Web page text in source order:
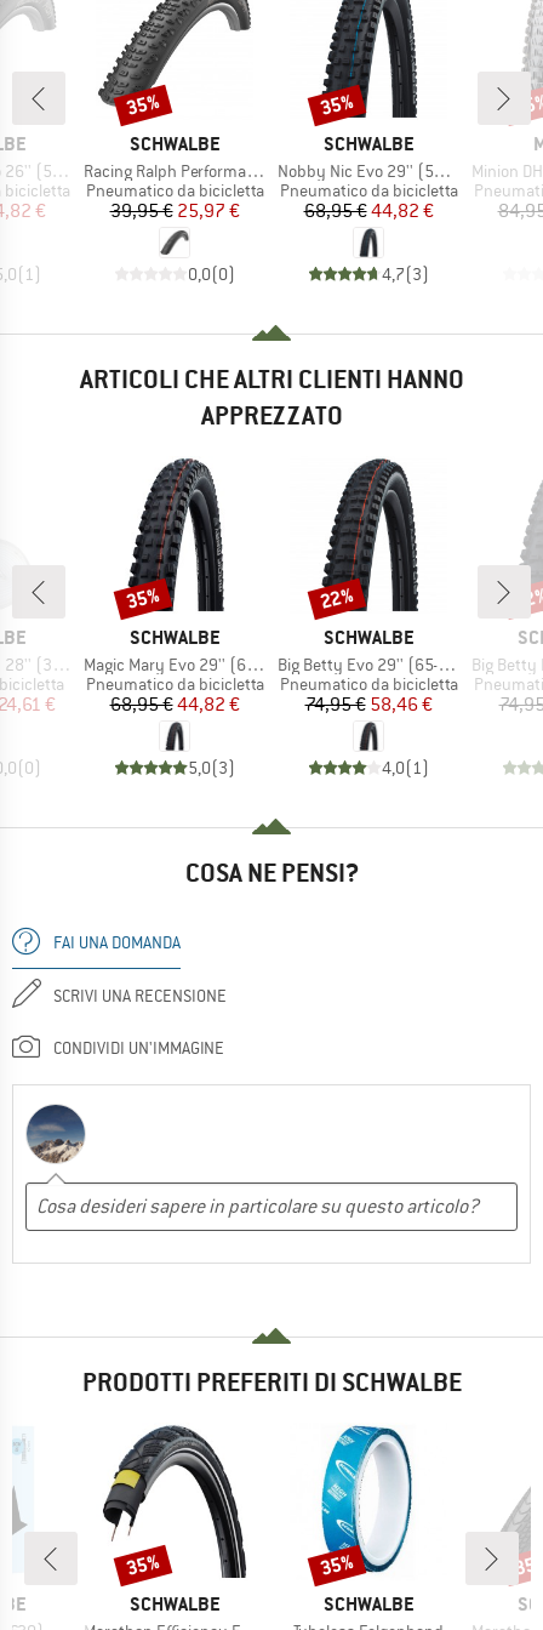
Ground TLE
bicicletta
ridotto
€
(1 )
MARCHIO
SCHWALBE
Articolo
Racing Ralph Performance TwinSkin Tubeless 29x2,25
Gruppo di prodotti
Pneumatico da bicicletta
Prezzo
39,95 €Prezzo ridotto
25,97 €
0,0(0)
Sconto
35%
MARCHIO
SCHWALBE
Articolo
Nobby Nic Evo 29'' (57-622) Super Ground FB TLE
Gruppo di prodotti
Pneumatico da bicicletta
Prezzo
68,95 €Prezzo ridotto
44,82 €
4,7(3)
Sconto
35%
Articolo
Minion DHR II 27,5''
Gruppo
ARTICOLI CHE ALTRI CLIENTI HANNO
APPREZZATO
47-622)
ridotto
€
(0)
MARCHIO
SCHWALBE
Articolo
Magic Mary Evo 29'' (62-622) Super Trail TLE
Gruppo di prodotti
Pneumatico da bicicletta
Prezzo
68,95 €Prezzo ridotto
44,82 €
5,0(3)
Sconto
35%
MARCHIO
SCHWALBE
Articolo
Big Betty Evo 29'' (65-622) Super Gravity TLE
Gruppo di prodotti
Pneumatico da bicicletta
Prezzo
74,95 € Prezzo ridotto
58,46 €
4,0(1)
Sconto
22%
Articolo
Big Betty Evo 27,5''
Gruppo
COSA NE PENSI?
FAI UNA DOMANDA
SCRIVI UNA RECENSIONE
CONDIVIDI UN'IMMAGINE
PRODOTTI PREFERITI DI SCHWALBE
MARCHIO
SCHWALBE
Sconto
35%
MARCHIO
SCHWALBE
Sconto
35%